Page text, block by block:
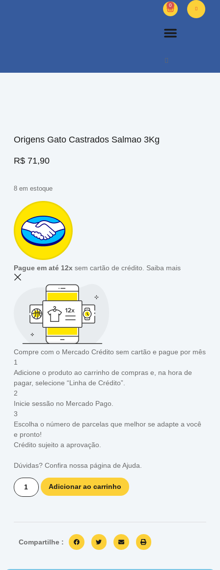
0
Origens Gato Castrados Salmao 3Kg
R$ 71,90
8 em estoque
Pague em até 12x sem cartão de crédito. Saiba mais
Compre com o Mercado Crédito sem cartão e pague por mês
1
Adicione o produto ao carrinho de compras e, na hora de
pagar, selecione “Linha de Crédito”.
2
Inicie sessão no Mercado Pago.
3
Escolha o número de parcelas que melhor se adapte a você
e pronto!
Crédito sujeito a aprovação.
Dúvidas? Confira nossa página de Ajuda
Adicionar ao carrinho
Compartilhe :